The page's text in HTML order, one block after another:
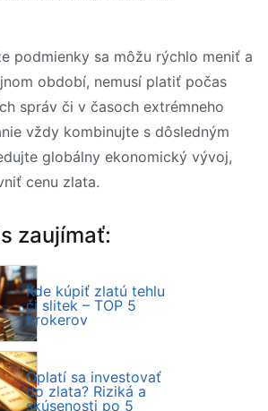
podmienky sa môžu rýchlo meniť a
období, nemusí platiť počas
správ či v časoch extrémneho
vždy kombinujte s dôsledným
globálny ekonomický vývoj,
cenu zlata.
zaujímať:
Kde kúpiť zlatú tehlu
či slitek – TOP 5
brokerov
Oplatí sa investovať
do zlata? Riziká a
skúsenosti po 5